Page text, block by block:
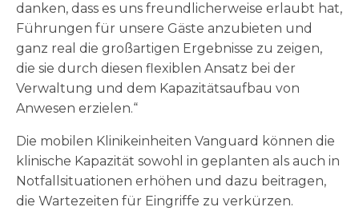
danken, dass es uns freundlicherweise erlaubt hat,
Führungen für unsere Gäste anzubieten und
ganz real die großartigen Ergebnisse zu zeigen,
die sie durch diesen flexiblen Ansatz bei der
Verwaltung und dem Kapazitätsaufbau von
Anwesen erzielen.“
Die mobilen Klinikeinheiten Vanguard können die
klinische Kapazität sowohl in geplanten als auch in
Notfallsituationen erhöhen und dazu beitragen,
die Wartezeiten für Eingriffe zu verkürzen.